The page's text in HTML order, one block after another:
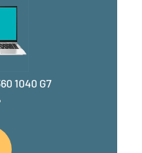
1040 G7